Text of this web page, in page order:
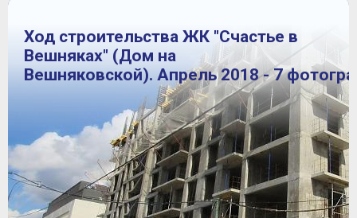
Ход строительства ЖК "Счастье в
Вешняках" (Дом на
Вешняковской). Апрель 2018 - 7